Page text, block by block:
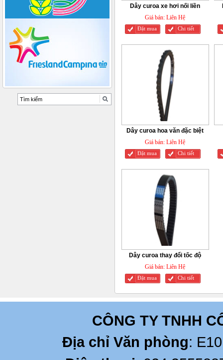
Dây curoa xe hơi nối liền
Giá bán: Liên Hệ
Đặt mua Chi tiết
Dây curoa hoa văn đặc biệt
Giá bán: Liên Hệ
Đặt mua Chi tiết
Dây curoa thay đổi tốc độ
Giá bán: Liên Hệ
Đặt mua Chi tiết
CÔNG TY TNHH
Địa chỉ Văn phòng: